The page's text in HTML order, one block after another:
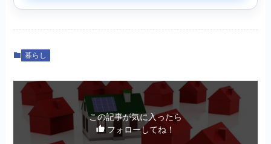
暮らし
この記事が気に入ったら
フォローしてね！